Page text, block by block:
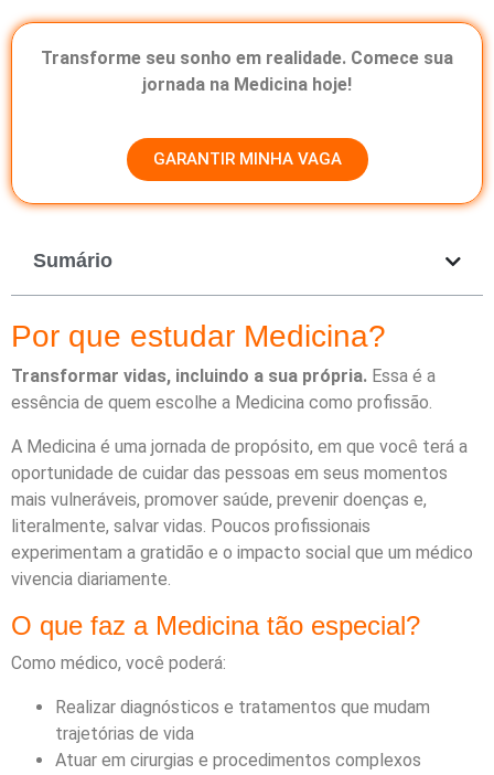
Transforme seu sonho em realidade. Comece sua
jornada na Medicina hoje!
GARANTIR MINHA VAGA
Sumário
Por que estudar Medicina?
Transformar vidas, incluindo a sua própria. Essa é a
essência de quem escolhe a Medicina como profissão.
A Medicina é uma jornada de propósito, em que você terá a
oportunidade de cuidar das pessoas em seus momentos
mais vulneráveis, promover saúde, prevenir doenças e,
literalmente, salvar vidas. Poucos profissionais
experimentam a gratidão e o impacto social que um médico
vivencia diariamente.
O que faz a Medicina tão especial?
Como médico, você poderá:
Realizar diagnósticos e tratamentos que mudam
trajetórias de vida
Atuar em cirurgias e procedimentos complexos